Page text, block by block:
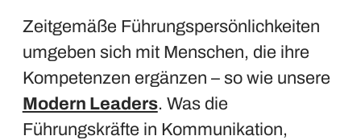
Zeitgemäße Führungspersönlichkeiten
umgeben sich mit Menschen, die ihre
Kompetenzen ergänzen – so wie unsere
Modern Leaders. Was die
Führungskräfte in Kommunikation,